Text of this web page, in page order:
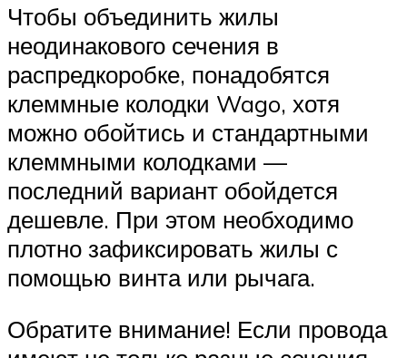
Чтобы объединить жилы
неодинакового сечения в
распредкоробке, понадобятся
клеммные колодки Wago, хотя
можно обойтись и стандартными
клеммными колодками —
последний вариант обойдется
дешевле. При этом необходимо
плотно зафиксировать жилы с
помощью винта или рычага.
Обратите внимание! Если провода